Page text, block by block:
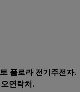
플로라 전기주전자.
연락처 .